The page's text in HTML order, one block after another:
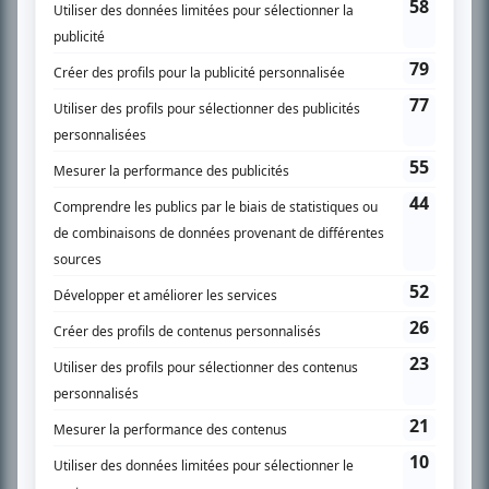
SUR LE RÉSEAU BIZZ MÉDIA
PLAN DU SITE
Accueil
Liste des oeuvres
Recherche avancée
À propos
Nous contacter
Termes et conditions
Politique de confidentialité
Gestion du consentement